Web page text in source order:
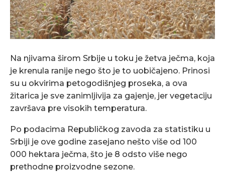
Na njivama širom Srbije u toku je žetva ječma, koja
je krenula ranije nego što je to uobičajeno. Prinosi
su u okvirima petogodišnjeg proseka, a ova
žitarica je sve zanimljivija za gajenje, jer vegetaciju
završava pre visokih temperatura.
Po podacima Republičkog zavoda za statistiku u
Srbiji je ove godine zasejano nešto više od 100
000 hektara ječma, što je 8 odsto više nego
prethodne proizvodne sezone.